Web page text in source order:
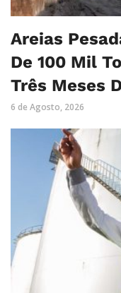
Areias
De 100 Mil
Três Meses
6 de Agosto, 2026